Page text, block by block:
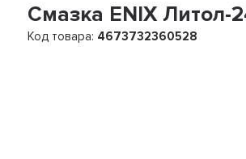
Смазка ENIX Литол-
Код товара: 4673732360528